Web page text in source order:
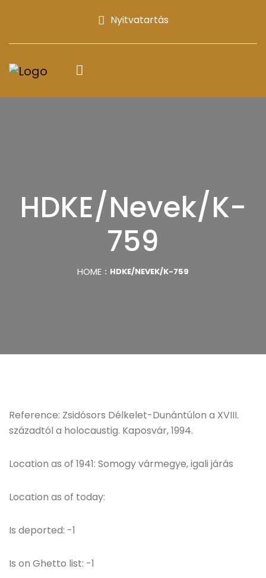
Nyitvatartás
HDKE/Nevek/K-
759
HOME HDKE/NEVEK/K-759
Reference: Zsidósors Délkelet-Dunántúlon a XVIII.
századtól a holocaustig. Kaposvár, 1994.
Location as of 1941: Somogy vármegye, igali járás
Location as of today:
Is deported: -1
Is on Ghetto list: -1